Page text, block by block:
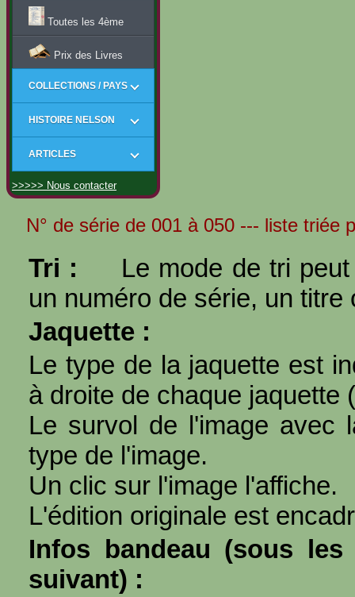
Toutes les 4ème
Prix des Livres
COLLECTIONS / PAYS
HISTOIRE NELSON
ARTICLES
>>>>> Nous contacter
N° de série de 001 à 050 --- liste triée
Tri :
Le mode de tri
un numéro de série, un titre
Jaquette :
Le type de la jaquette est
à droite de chaque jaquette (
Le survol de l'image avec
type de l'image.
Un clic sur l'image l'affiche.
L'édition originale est
Infos bandeau (sous
suivant) :